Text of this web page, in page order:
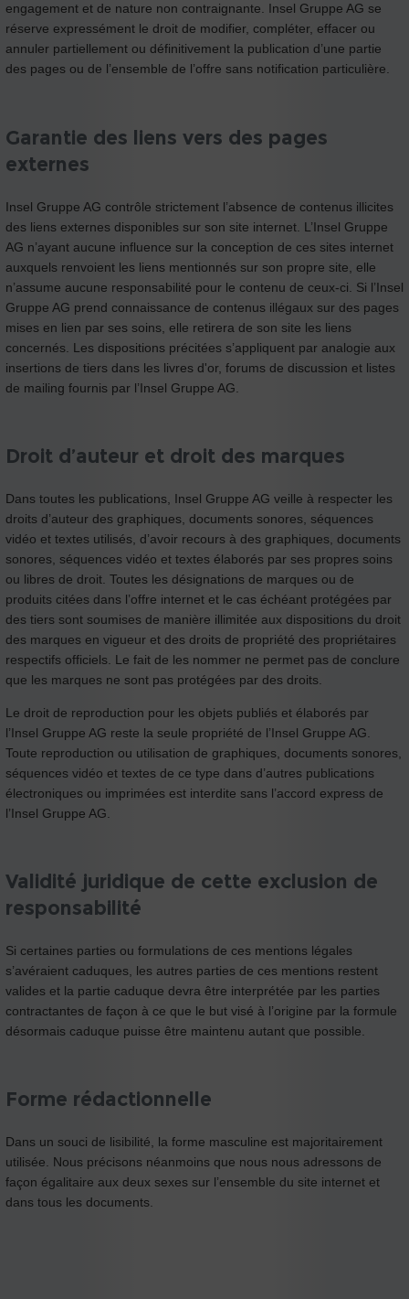
engagement et de nature non contraignante. Insel Gruppe AG se
réserve expressément le droit de modifier, compléter, effacer ou
annuler partiellement ou définitivement la publication d’une partie
des pages ou de l’ensemble de l’offre sans notification particulière.
Garantie des liens vers des pages
externes
Insel Gruppe AG contrôle strictement l’absence de contenus illicites
des liens externes disponibles sur son site internet. L’Insel Gruppe
AG n’ayant aucune influence sur la conception de ces sites internet
auxquels renvoient les liens mentionnés sur son propre site, elle
n’assume aucune responsabilité pour le contenu de ceux-ci. Si l’Insel
Gruppe AG prend connaissance de contenus illégaux sur des pages
mises en lien par ses soins, elle retirera de son site les liens
concernés. Les dispositions précitées s’appliquent par analogie aux
insertions de tiers dans les livres d'or, forums de discussion et listes
de mailing fournis par l’Insel Gruppe AG.
Droit d’auteur et droit des marques
Dans toutes les publications, Insel Gruppe AG veille à respecter les
droits d’auteur des graphiques, documents sonores, séquences
vidéo et textes utilisés, d’avoir recours à des graphiques, documents
sonores, séquences vidéo et textes élaborés par ses propres soins
ou libres de droit. Toutes les désignations de marques ou de
produits citées dans l’offre internet et le cas échéant protégées par
des tiers sont soumises de manière illimitée aux dispositions du droit
des marques en vigueur et des droits de propriété des propriétaires
respectifs officiels. Le fait de les nommer ne permet pas de conclure
que les marques ne sont pas protégées par des droits.
Le droit de reproduction pour les objets publiés et élaborés par
l’Insel Gruppe AG reste la seule propriété de l’Insel Gruppe AG.
Toute reproduction ou utilisation de graphiques, documents sonores,
séquences vidéo et textes de ce type dans d’autres publications
électroniques ou imprimées est interdite sans l’accord express de
l’Insel Gruppe AG.
Validité juridique de cette exclusion de
responsabilité
Si certaines parties ou formulations de ces mentions légales
s’avéraient caduques, les autres parties de ces mentions restent
valides et la partie caduque devra être interprétée par les parties
contractantes de façon à ce que le but visé à l’origine par la formule
désormais caduque puisse être maintenu autant que possible.
Forme rédactionnelle
Dans un souci de lisibilité, la forme masculine est majoritairement
utilisée. Nous précisons néanmoins que nous nous adressons de
façon égalitaire aux deux sexes sur l’ensemble du site internet et
dans tous les documents.